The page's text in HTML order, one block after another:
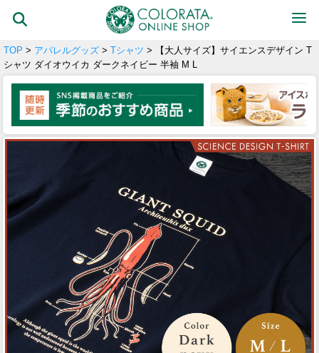
TOP > アパレルグッズ > Tシャツ > 【大人サイズ】サイエンスデザイン T
シャツ ダイオウイカ ダークネイビー 半袖 M L